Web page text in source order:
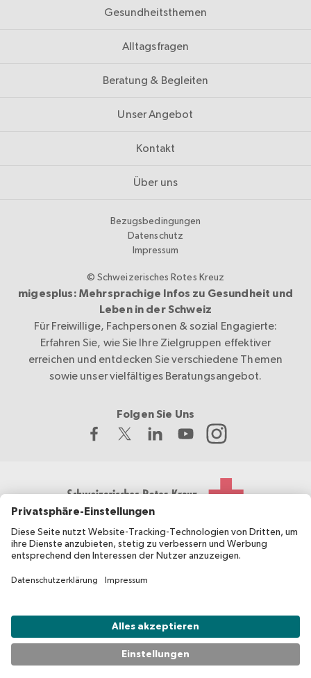
Gesundheitsthemen
Alltagsfragen
Beratung & Begleiten
Unser Angebot
Kontakt
Über uns
Bezugsbedingungen
Datenschutz
Impressum
© Schweizerisches Rotes Kreuz
migesplus: Mehrsprachige Infos zu Gesundheit und
Leben in der Schweiz
Für Freiwillige, Fachpersonen & sozial Engagierte:
Erfahren Sie, wie Sie Ihre Zielgruppen effektiver
erreichen und entdecken Sie verschiedene Themen
sowie unser vielfältiges Beratungsangebot.
Folgen Sie Uns
Das Schweizerische Rote Kreuz entwickelt und koordiniert
migesplus und wird vom Bundesamt für Gesundheit BAG